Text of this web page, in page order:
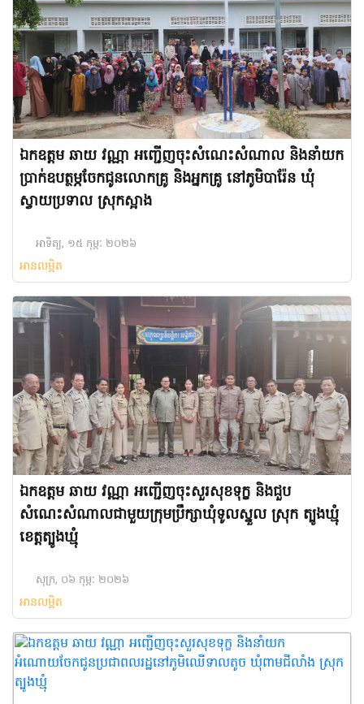
ឯកឧត្តម ឆាយ វណ្ណា អញ្ជើញ​ចុះសំណេះសំណាល និងនាំយក
ប្រាក់ឧបត្ថម្ភចែកជូនលោកគ្រូ និងអ្នកគ្រូ នៅភូមិបារ៉ែន ឃុំ
ស្វាយប្រទាល ស្រុកស្អាង
អាទិត្យ, ១៥ កុម្ភៈ ២០២៦
អានលម្អិត
ឯកឧត្តម ឆាយ វណ្ណា អញ្ជើញចុះសួរសុខទុក្ខ និងជួប
សំណេះសំណាលជាមួយក្រុមប្រឹក្សាឃុំទូលស្នួល ស្រុក ត្បូងឃ្មុំ
ខេត្តត្បូងឃ្មុំ
សុក្រ, ០៦ កុម្ភៈ ២០២៦
អានលម្អិត